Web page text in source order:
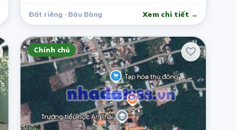
Đất riêng · Bàu Bàng Xem chi tiết →
Chính chủ